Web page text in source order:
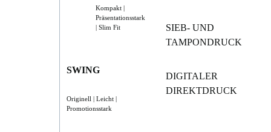
Kompakt |
Präsentationsstark
| Slim Fit
SWING
Originell | Leicht |
Promotionsstark
SIEB- UND
TAMPONDRUCK
DIGITALER
DIREKTDRUCK